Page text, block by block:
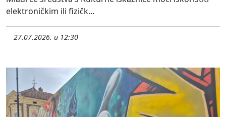
elektroničkim ili fizičk...
27.07.2026. u 12:30